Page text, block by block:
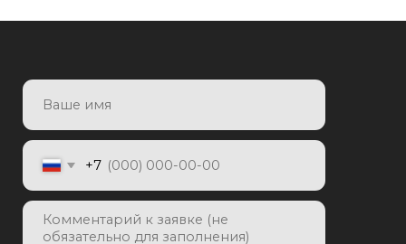
Отправить заявку
заявку, я даю согласие на
персональных данных